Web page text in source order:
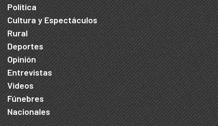
Política
Cultura y Espectáculos
Rural
Deportes
Opinión
Entrevistas
Videos
Fúnebres
Nacionales